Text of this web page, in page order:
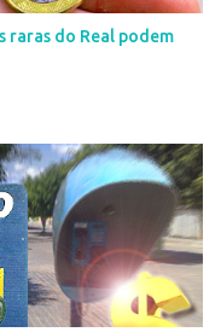
raras do Real podem